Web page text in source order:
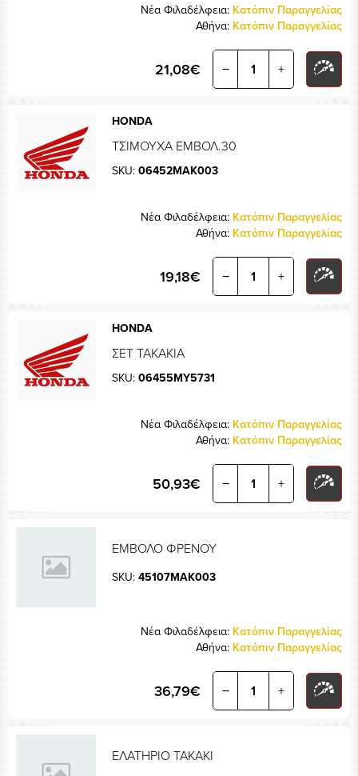
Νέα Φιλαδέλφεια: Κατόπιν Παραγγελίας
Αθήνα: Κατόπιν Παραγγελίας
21,08€ − +
HONDA
ΤΣΙΜΟΥΧΑ ΕΜΒΟΛ.30
SKU: 06452MAK003
Νέα Φιλαδέλφεια: Κατόπιν Παραγγελίας
Αθήνα: Κατόπιν Παραγγελίας
19,18€ − +
HONDA
ΣΕΤ ΤΑΚΑΚΙΑ
SKU: 06455MY5731
Νέα Φιλαδέλφεια: Κατόπιν Παραγγελίας
Αθήνα: Κατόπιν Παραγγελίας
50,93€ − +
ΕΜΒΟΛΟ ΦΡΕΝΟΥ
SKU: 45107MAK003
Νέα Φιλαδέλφεια: Κατόπιν Παραγγελίας
Αθήνα: Κατόπιν Παραγγελίας
36,79€ − +
ΕΛΑΤΗΡΙΟ ΤΑΚΑΚΙ